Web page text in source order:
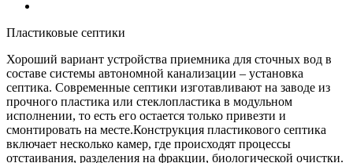
Пластиковые септики
Хороший вариант устройства приемника для сточных вод в
составе системы автономной канализации – установка
септика. Современные септики изготавливают на заводе из
прочного пластика или стеклопластика в модульном
исполнении, то есть его остается только привезти и
смонтировать на месте.Конструкция пластикового септика
включает несколько камер, где происходят процессы
отстаивания, разделения на фракции, биологической очистки.